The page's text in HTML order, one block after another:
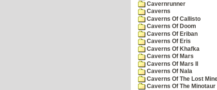
Cavernrunner
Caverns
Caverns Of Callisto
Caverns Of Doom
Caverns Of Eriban
Caverns Of Eris
Caverns Of Khafka
Caverns Of Mars
Caverns Of Mars II
Caverns Of Nala
Caverns Of The Lost
Caverns Of The Minotaur